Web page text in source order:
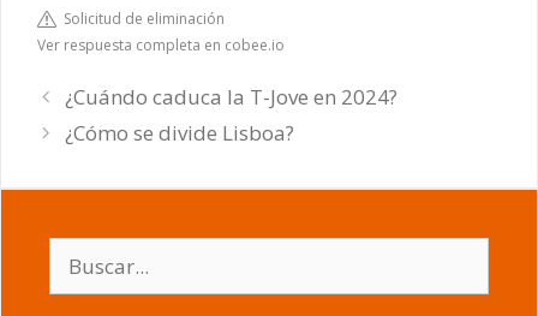
Solicitud de eliminación
Ver respuesta completa en cobee.io
¿Cuándo caduca la T-Jove en 2024?
¿Cómo se divide Lisboa?